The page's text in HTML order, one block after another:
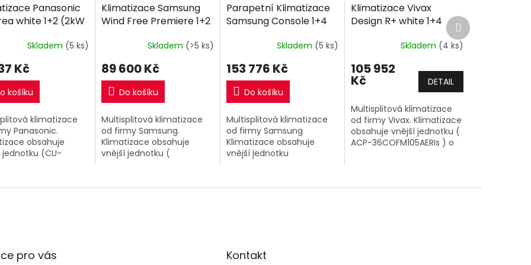
R
M
A
Panasonic
white 1+2 (2kW
montáže
Skladem (5 ks)
Kč
košíku
klimatizace
Panasonic.
obsahuje
jednotku (CU-
Ethera White o
R
M
A
Klimatizace Samsung
Wind Free Premiere 1+2
split R32 včetně
Skladem (>5 ks)
89 600 Kč
Do košíku
Multisplitová klimatizace
od firmy Samsung.
Klimatizace obsahuje
vnější jednotku (
klimatizační jednotky o
A
Parapetní Klimatizace
Samsung Console 1+4
+ 2,6kW) Multi-split R32
včetně montáže
Skladem (5 ks)
153 776 Kč
Do košíku
Multisplitová klimatizace
od firmy Samsung
Klimatizace obsahuje
vnější jednotku
klimatizační jednotky
R
M
A
Klimatizace Vivax
Design R+ white 1+4
(2,7kW + 2,7kW 2,7kW +
2,7kW) Multi-split R32
+dárek zdarma
Skladem (4 ks)
105 952
Kč DETAIL
Multisplitová klimatizace
od firmy Vivax. Klimatizace
obsahuje vnější jednotku (
ACP-36COFM105AERIs ) o
Další
produkt
pro vás Kontakt